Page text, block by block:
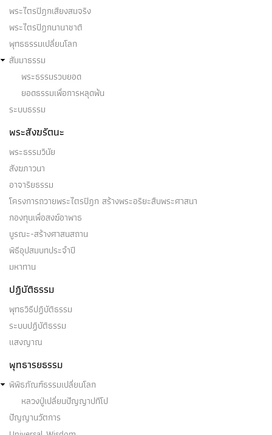
พระไตรปิฎกเสียงสมจริง
พระไตรปิฎกนานาชาติ
พุทธธรรมเปลี่ยนโลก
สัมมาธรรม
พระธรรมรวบยอด
ยอดธรรมเพื่อการหลุดพ้น
ระบบธรรม
พระสังฆรัตนะ
พระธรรมวินัย
สังฆภาวนา
อาจาริยธรรม
โครงการถวายพระไตรปิฎก สร้างพระอริยะสืบพระศาสนา
กองทุนเพื่อสงฆ์อาพาธ
บูรณะ-สร้างศาสนสถาน
พิธีอุปสมบทประจำปี
มหาทาน
ปฏิบัติธรรม
พุทธวิธีปฏิบัติธรรม
ระบบปฏิบัติธรรม
แสงญาณ
พุทธารยธรรม
พิพิธภัณฑ์ธรรมเปลี่ยนโลก
หลวงปู่เปลี่ยนปัญญาปทีโป
ปัญญานวัตการ